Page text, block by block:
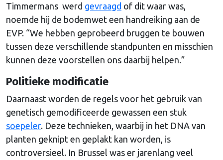
Timmermans werd gevraagd of dit waar was,
noemde hij de bodemwet een handreiking aan de
EVP. “We hebben geprobeerd bruggen te bouwen
tussen deze verschillende standpunten en misschien
kunnen deze voorstellen ons daarbij helpen.”
Politieke modificatie
Daarnaast worden de regels voor het gebruik van
genetisch gemodificeerde gewassen een stuk
soepeler. Deze technieken, waarbij in het DNA van
planten geknipt en geplakt kan worden, is
controversieel. In Brussel was er jarenlang veel